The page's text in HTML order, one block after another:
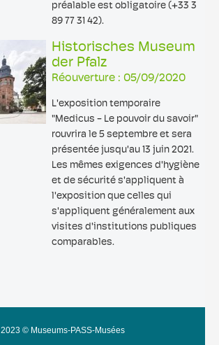
préalable est obligatoire (+33 3
89 77 31 42).
Historisches Museum
der Pfalz
Réouverture : 05/09/2020
L'exposition temporaire
"Medicus - Le pouvoir du savoir"
rouvrira le 5 septembre et sera
présentée jusqu'au 13 juin 2021.
Les mêmes exigences d'hygiène
et de sécurité s'appliquent à
l'exposition que celles qui
s'appliquent généralement aux
visites d'institutions publiques
comparables.
2023 © Museums-PASS-Musées